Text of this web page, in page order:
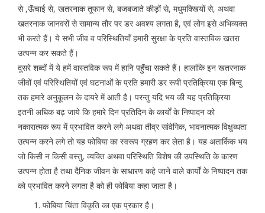
से ,ऊॅंचाई से, खतरनाक तूफान से, बजबजाते कीड़ों से, मधुमक्खियों से, अथवा
खतरनाक जानवरों से सामान्य तौर पर डर अवश्य लगता है, एवं लोग इसे अभिव्यक्त
भी करते हैं। ये सभी जीव व परिस्थितियॉं हमारी सुरक्षा के प्रति वास्तविक खतरा
उत्पन्न कर सकते हैं।
दूसरे शब्दों में ये हमें वास्तविक रूप में हानि पहुॅंचा सकते हैं। हालांकि इन खतरनाक
जीवों एवं परिस्थितियों एवं घटनाओं के प्रति हमारी डर रूपी प्रतिक्रिया एक बिन्दु
तक हमारे अनुकूलन के दायरे में आती है। परन्तु यदि भय की यह प्रतिक्रिया
इतनी अधिक बढ़ जाये कि हमारे दिन प्रतिदिन के कार्यों के निष्पादन को
नकारात्मक रूप में प्रभावित करने लगे अथवा तीव्र सांवेगिक, भावनात्मक विक्षुब्धता
उत्पन्न करने लगे तो यह फोबिया का स्वरूप ग्रहण कर लेता है। यह अतार्किक भय
जो किसी न किसी वस्तु, व्यक्ति अथवा परिस्थिति विशेष की उपस्थिति के कारण
उत्पन्न होता है तथा दैनिक जीवन के साधारण कहे जाने वाले कार्यों के निष्पादन तक
को प्रभावित करने लगता है को ही फोबिया कहा जाता है।
फोबिया चिंता विकृति का एक प्रकार है।